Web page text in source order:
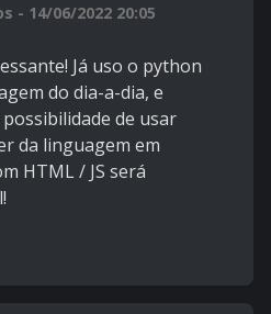
- 14/06/2022 20:05
Já uso o python
do dia-a-dia, e
de usar
da linguagem em
HTML / JS será